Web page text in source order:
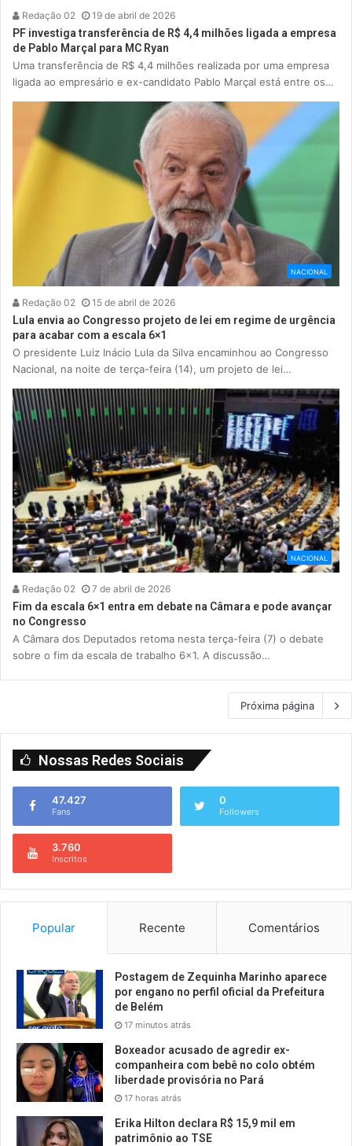
Redação 02 19 de abril de 2026
PF investiga transferência de R$ 4,4 milhões ligada a empresa
de Pablo Marçal para MC Ryan
Uma transferência de R$ 4,4 milhões realizada por uma empresa
ligada ao empresário e ex-candidato Pablo Marçal está entre os…
NACIONAL
Redação 02 15 de abril de 2026
Lula envia ao Congresso projeto de lei em regime de urgência
para acabar com a escala 6×1
O presidente Luiz Inácio Lula da Silva encaminhou ao Congresso
Nacional, na noite de terça-feira (14), um projeto de lei…
NACIONAL
Redação 02 7 de abril de 2026
Fim da escala 6×1 entra em debate na Câmara e pode avançar
no Congresso
A Câmara dos Deputados retoma nesta terça-feira (7) o debate
sobre o fim da escala de trabalho 6×1. A discussão…
Próxima página
Nossas Redes Sociais
47.427
Fans
0
Followers
3.760
Inscritos
Popular Recente Comentários
Postagem de Zequinha Marinho aparece
por engano no perfil oficial da Prefeitura
de Belém
17 minutos atrás
Boxeador acusado de agredir ex-
companheira com bebê no colo obtém
liberdade provisória no Pará
17 horas atrás
Erika Hilton declara R$ 15,9 mil em
patrimônio ao TSE